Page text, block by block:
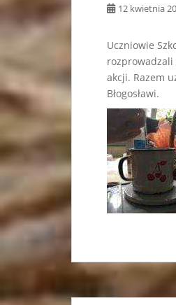
12 kwietnia
Uczniowie
rozprowadzali
akcji. Razem
Błogosławi.